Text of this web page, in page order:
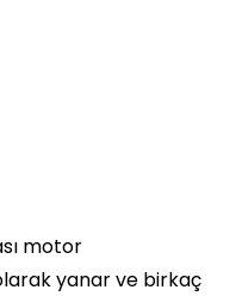
motor
yanar ve birkaç